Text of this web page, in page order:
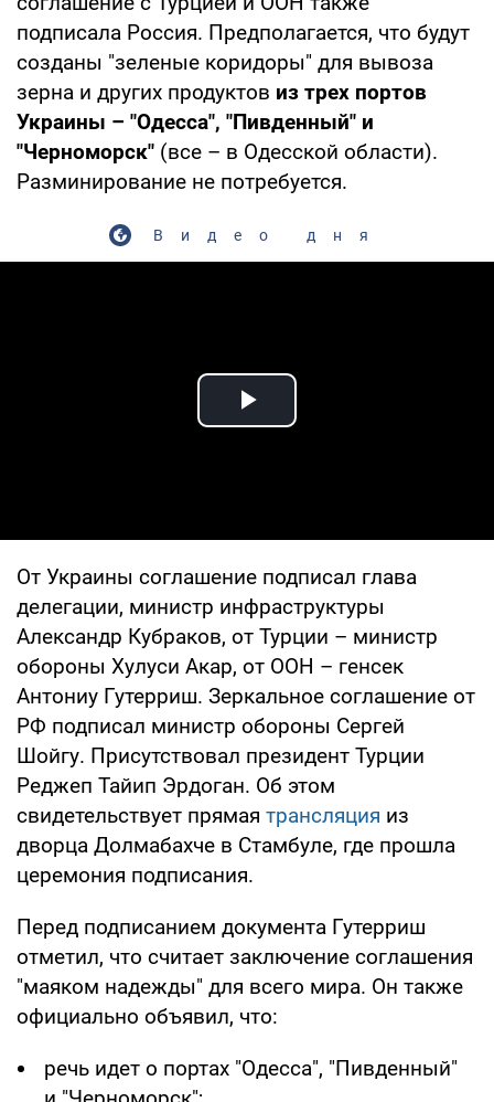
подписала Россия. Предполагается, что будут
созданы "зеленые коридоры" для вывоза
зерна и других продуктов из трех портов
Украины – "Одесса", "Пивденный" и
"Черноморск" (все – в Одесской области).
Разминирование не потребуется.
Видео дня
Play Video
От Украины соглашение подписал глава
делегации, министр инфраструктуры
Александр Кубраков, от Турции – министр
обороны Хулуси Акар, от ООН – генсек
Антониу Гутерриш. Зеркальное соглашение от
РФ подписал министр обороны Сергей
Шойгу. Присутствовал президент Турции
Реджеп Тайип Эрдоган. Об этом
свидетельствует прямая трансляция из
дворца Долмабахче в Стамбуле, где прошла
церемония подписания.
Перед подписанием документа Гутерриш
отметил, что считает заключение соглашения
"маяком надежды" для всего мира. Он также
официально объявил, что:
речь идет о портах "Одесса", "Пивденный"